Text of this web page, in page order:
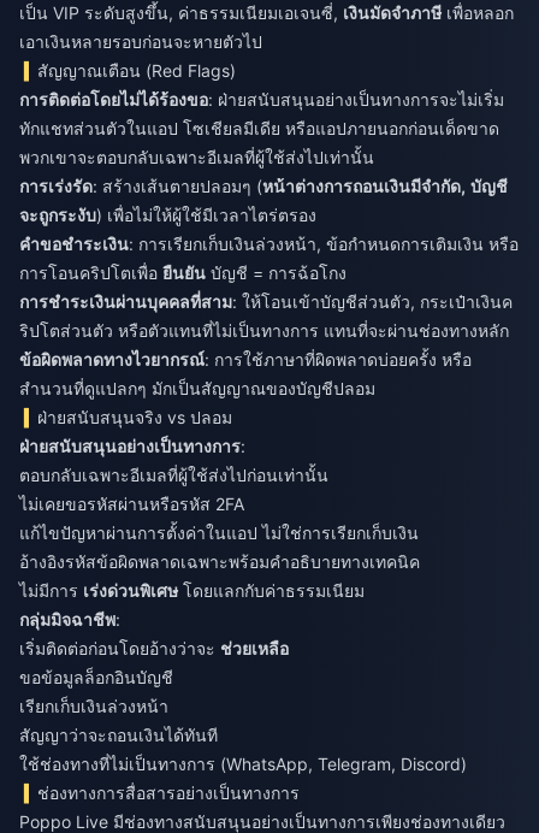
เป็น VIP ระดับสูงขึ้น, ค่าธรรมเนียมเอเจนซี่, เงินมัดจำภาษี เพื่อหลอก
เอาเงินหลายรอบก่อนจะหายตัวไป
สัญญาณเตือน (Red Flags)
การติดต่อโดยไม่ได้ร้องขอ: ฝ่ายสนับสนุนอย่างเป็นทางการจะไม่เริ่ม
ทักแชทส่วนตัวในแอป โซเชียลมีเดีย หรือแอปภายนอกก่อนเด็ดขาด
พวกเขาจะตอบกลับเฉพาะอีเมลที่ผู้ใช้ส่งไปเท่านั้น
การเร่งรัด: สร้างเส้นตายปลอมๆ (หน้าต่างการถอนเงินมีจำกัด, บัญชี
จะถูกระงับ) เพื่อไม่ให้ผู้ใช้มีเวลาไตร่ตรอง
คำขอชำระเงิน: การเรียกเก็บเงินล่วงหน้า, ข้อกำหนดการเติมเงิน หรือ
การโอนคริปโตเพื่อ ยืนยัน บัญชี = การฉ้อโกง
การชำระเงินผ่านบุคคลที่สาม: ให้โอนเข้าบัญชีส่วนตัว, กระเป๋าเงินค
ริปโตส่วนตัว หรือตัวแทนที่ไม่เป็นทางการ แทนที่จะผ่านช่องทางหลัก
ข้อผิดพลาดทางไวยากรณ์: การใช้ภาษาที่ผิดพลาดบ่อยครั้ง หรือ
สำนวนที่ดูแปลกๆ มักเป็นสัญญาณของบัญชีปลอม
ฝ่ายสนับสนุนจริง vs ปลอม
ฝ่ายสนับสนุนอย่างเป็นทางการ:
ตอบกลับเฉพาะอีเมลที่ผู้ใช้ส่งไปก่อนเท่านั้น
ไม่เคยขอรหัสผ่านหรือรหัส 2FA
แก้ไขปัญหาผ่านการตั้งค่าในแอป ไม่ใช่การเรียกเก็บเงิน
อ้างอิงรหัสข้อผิดพลาดเฉพาะพร้อมคำอธิบายทางเทคนิค
ไม่มีการ เร่งด่วนพิเศษ โดยแลกกับค่าธรรมเนียม
กลุ่มมิจฉาชีพ:
เริ่มติดต่อก่อนโดยอ้างว่าจะ ช่วยเหลือ
ขอข้อมูลล็อกอินบัญชี
เรียกเก็บเงินล่วงหน้า
สัญญาว่าจะถอนเงินได้ทันที
ใช้ช่องทางที่ไม่เป็นทางการ (WhatsApp, Telegram, Discord)
ช่องทางการสื่อสารอย่างเป็นทางการ
Poppo Live มีช่องทางสนับสนุนอย่างเป็นทางการเพียงช่องทางเดียว